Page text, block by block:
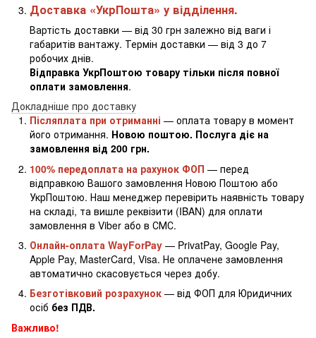
Доставка «УкрПошта» у відділення.
Вартість доставки — від 30 грн залежно від ваги і
габаритів вантажу. Термін доставки — від 3 до 7
робочих днів.
Відправка УкрПоштою товару тільки після повної
оплати замовлення.
Докладніше про доставку
Післяплата при отриманні — оплата товару в момент
його отримання. Новою поштою. Послуга діє на
замовлення від 200 грн.
100% передоплата на рахунок ФОП — перед
відправкою Вашого замовлення Новою Поштою або
УкрПоштою. Наш менеджер перевірить наявність товару
на складі, та вишле реквізити (IBAN) для оплати
замовлення в Viber або в СМС.
Онлайн-оплата WayForPay — PrivatPay, Google Pay,
Apple Pay, MasterCard, Visa. Не оплачене замовлення
автоматично скасовується через добу.
Безготівковий розрахунок — від ФОП для Юридичних
осіб без ПДВ.
Важливо!